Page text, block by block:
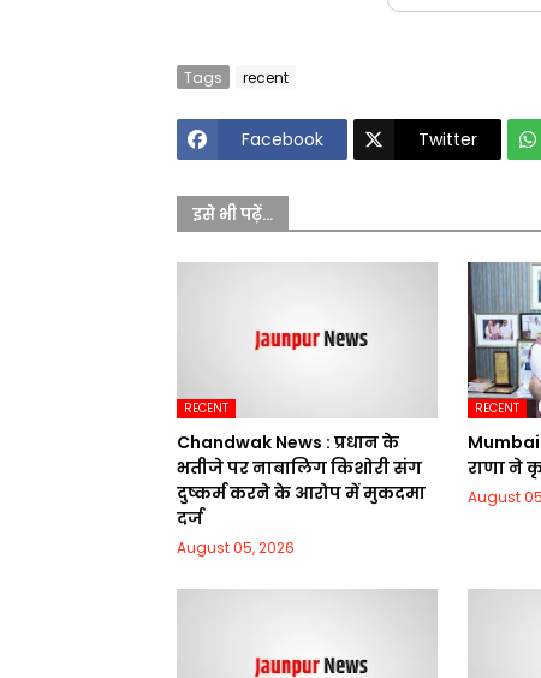
Tags recent
Facebook Twitter
इसे भी पढ़ें...
RECENT
Chandwak News : प्रधान के
भतीजे पर नाबालिग किशोरी संग
दुष्कर्म करने के आरोप में मुकदमा
दर्ज
August 05, 2026
RECENT
राणा ने
August